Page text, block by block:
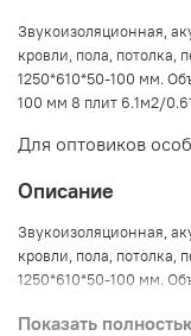
Звукоизоляционная,
кровли, пола, потолка,
1250*610*50-100 мм.
100 мм 8 плит 6.1м2/
Для оптовиков
Описание
Звукоизоляционная,
кровли, пола, потолка,
1250*610*50-100 мм.
Показать